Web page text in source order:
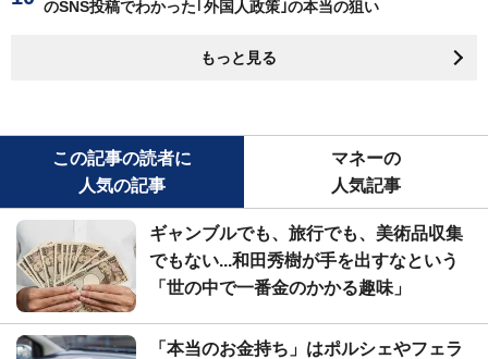
のSNS投稿でわかった｢外国人政策｣の本当の狙い
もっと見る
この記事の読者に
人気の記事
マネーの
人気記事
ギャンブルでも、旅行でも、美術品収集
でもない...和田秀樹が手を出すなという
「世の中で一番金のかかる趣味」
「本当のお金持ち」はポルシェやフェラ